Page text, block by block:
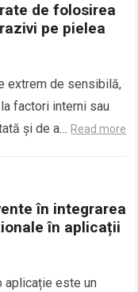
de folosirea
pe pielea
extrem de sensibilă,
factori interni sau
și de a… Read more
în integrarea
în aplicații
aplicație este un